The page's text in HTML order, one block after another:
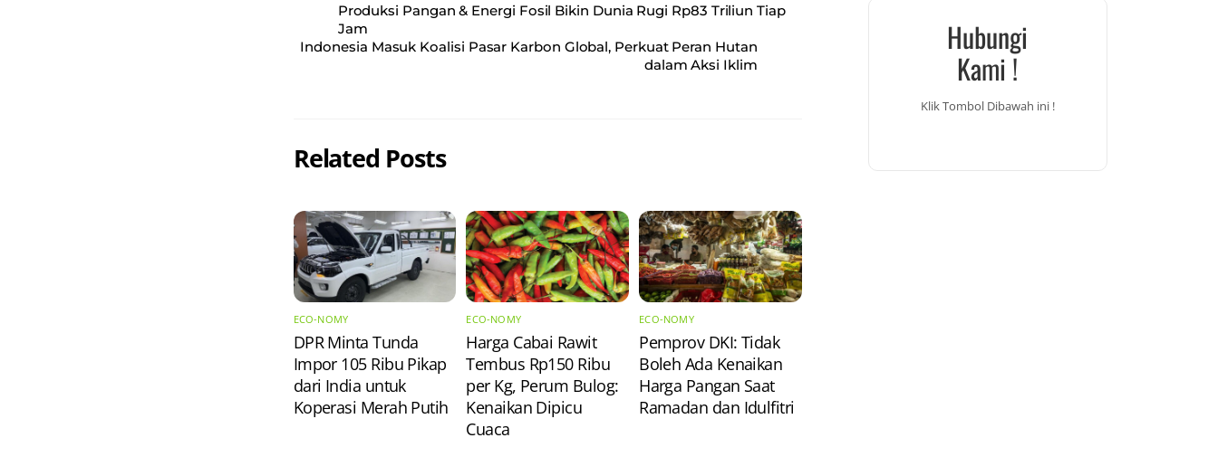
Produksi Pangan & Energi Fosil Bikin Dunia Rugi Rp83 Triliun Tiap
Jam
Indonesia Masuk Koalisi Pasar Karbon Global, Perkuat Peran Hutan
dalam Aksi Iklim
Related Posts
ECO-NOMY
DPR Minta Tunda
Impor 105 Ribu Pikap
dari India untuk
Koperasi Merah Putih
ECO-NOMY
Harga Cabai Rawit
Tembus Rp150 Ribu
per Kg, Perum Bulog:
Kenaikan Dipicu
Cuaca
ECO-NOMY
Pemprov DKI: Tidak
Boleh Ada Kenaikan
Harga Pangan Saat
Ramadan dan Idulfitri
Hubungi
Kami !
Klik Tombol Dibawah ini !